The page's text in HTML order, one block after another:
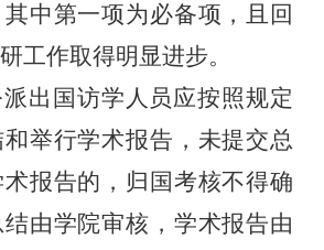
中第一项为必备项，且回
工作取得明显进步。
派出国访学人员应按照规定
举行学术报告，未提交总
报告的，归国考核不得确
由学院审核，学术报告由